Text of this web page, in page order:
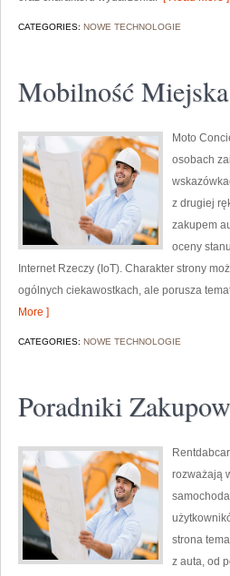
CATEGORIES: NOWE TECHNOLOGIE
Mobilność
Moto
osobach
z drugiej
zakupem
oceny
Internet Rzeczy (IoT). Charakter strony
ogólnych ciekawostkach, ale porusza
More ]
CATEGORIES: NOWE TECHNOLOGIE
Poradniki
rozważają
strona
z auta, od